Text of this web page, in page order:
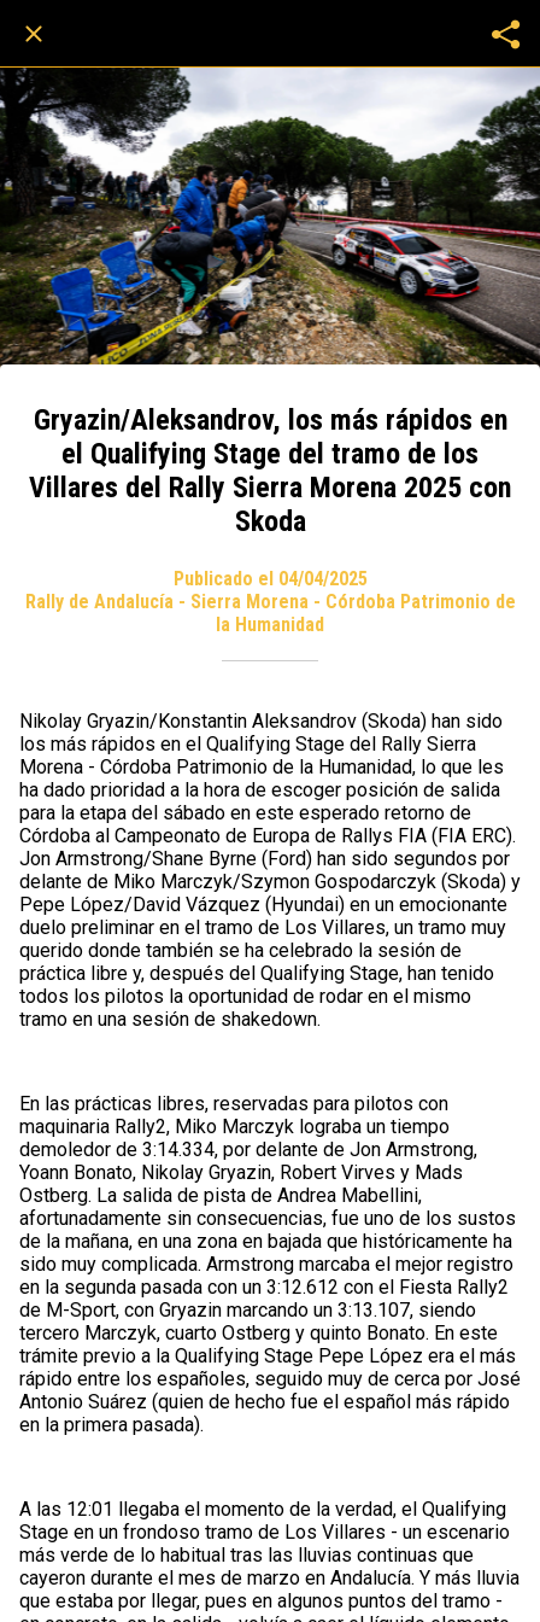
Gryazin/Aleksandrov, los más rápidos en
el Qualifying Stage del tramo de los
Villares del Rally Sierra Morena 2025 con
Skoda
Publicado el 04/04/2025
Rally de Andalucía - Sierra Morena - Córdoba Patrimonio de
la Humanidad
Nikolay Gryazin/Konstantin Aleksandrov (Skoda) han sido
los más rápidos en el Qualifying Stage del Rally Sierra
Morena - Córdoba Patrimonio de la Humanidad, lo que les
ha dado prioridad a la hora de escoger posición de salida
para la etapa del sábado en este esperado retorno de
Córdoba al Campeonato de Europa de Rallys FIA (FIA ERC).
Jon Armstrong/Shane Byrne (Ford) han sido segundos por
delante de Miko Marczyk/Szymon Gospodarczyk (Skoda) y
Pepe López/David Vázquez (Hyundai) en un emocionante
duelo preliminar en el tramo de Los Villares, un tramo muy
querido donde también se ha celebrado la sesión de
práctica libre y, después del Qualifying Stage, han tenido
todos los pilotos la oportunidad de rodar en el mismo
tramo en una sesión de shakedown.
En las prácticas libres, reservadas para pilotos con
maquinaria Rally2, Miko Marczyk lograba un tiempo
demoledor de 3:14.334, por delante de Jon Armstrong,
Yoann Bonato, Nikolay Gryazin, Robert Virves y Mads
Ostberg. La salida de pista de Andrea Mabellini,
afortunadamente sin consecuencias, fue uno de los sustos
de la mañana, en una zona en bajada que históricamente ha
sido muy complicada. Armstrong marcaba el mejor registro
en la segunda pasada con un 3:12.612 con el Fiesta Rally2
de M-Sport, con Gryazin marcando un 3:13.107, siendo
tercero Marczyk, cuarto Ostberg y quinto Bonato. En este
trámite previo a la Qualifying Stage Pepe López era el más
rápido entre los españoles, seguido muy de cerca por José
Antonio Suárez (quien de hecho fue el español más rápido
en la primera pasada).
A las 12:01 llegaba el momento de la verdad, el Qualifying
Stage en un frondoso tramo de Los Villares - un escenario
más verde de lo habitual tras las lluvias continuas que
cayeron durante el mes de marzo en Andalucía. Y más lluvia
que estaba por llegar, pues en algunos puntos del tramo -